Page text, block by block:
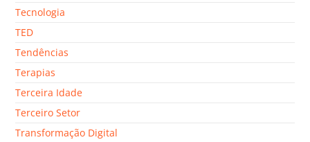
Tecnologia
TED
Tendências
Terapias
Terceira Idade
Terceiro Setor
Transformação Digital